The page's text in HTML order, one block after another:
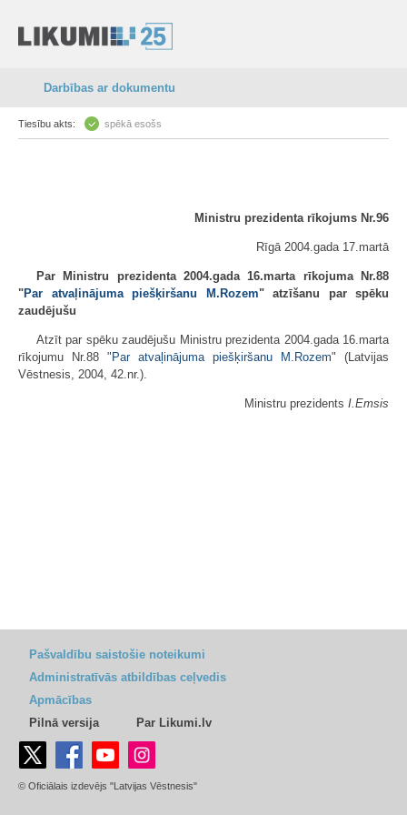
Darbības ar dokumentu
Tiesību akts: spēkā esošs
Ministru prezidenta rīkojums Nr.96
Rīgā 2004.gada 17.martā
Par Ministru prezidenta 2004.gada 16.marta rīkojuma Nr.88
"Par atvaļinājuma piešķiršanu M.Rozem" atzīšanu par spēku
zaudējušu
Atzīt par spēku zaudējušu Ministru prezidenta 2004.gada 16.marta
rīkojumu Nr.88 " Par atvaļinājuma piešķiršanu M.Rozem" (Latvijas
Vēstnesis, 2004, 42.nr.).
Ministru prezidents I.Emsis
Pašvaldību saistošie noteikumi
Administratīvās atbildības ceļvedis
Apmācības
Pilnā versija
Par Likumi.lv
© Oficiālais izdevējs "Latvijas Vēstnesis"